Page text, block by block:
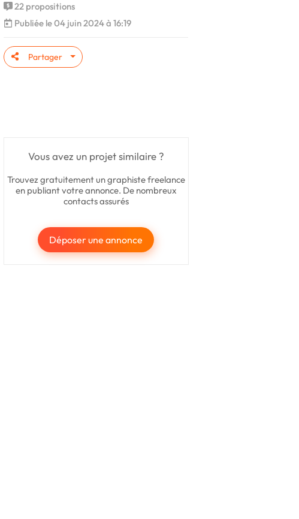
22 propositions
Publiée le 04 juin 2024 à 16:19
Partager
Vous avez un projet similaire ?
Trouvez gratuitement un graphiste freelance
en publiant votre annonce. De nombreux
contacts assurés
Déposer une annonce